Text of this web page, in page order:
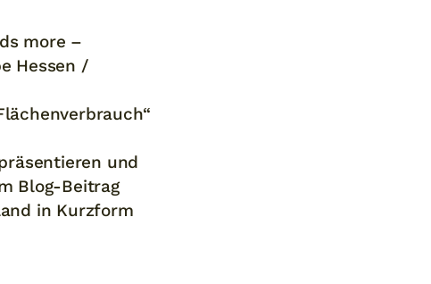
more –
Hessen /
und
Blog-Beitrag
in Kurzform